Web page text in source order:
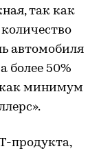
так как
автомобиля
более 50%
минимум
продукта,